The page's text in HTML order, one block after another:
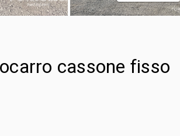
cassone fisso